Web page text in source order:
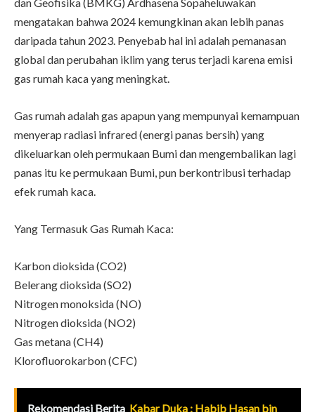
mengatakan bahwa 2024 kemungkinan akan lebih panas
daripada tahun 2023. Penyebab hal ini adalah pemanasan
global dan perubahan iklim yang terus terjadi karena emisi
gas rumah kaca yang meningkat.
Gas rumah adalah gas apapun yang mempunyai kemampuan
menyerap radiasi infrared (energi panas bersih) yang
dikeluarkan oleh permukaan Bumi dan mengembalikan lagi
panas itu ke permukaan Bumi, pun berkontribusi terhadap
efek rumah kaca.
Yang Termasuk Gas Rumah Kaca:
Karbon dioksida (CO2)
Belerang dioksida (SO2)
Nitrogen monoksida (NO)
Nitrogen dioksida (NO2)
Gas metana (CH4)
Klorofluorokarbon (CFC)
Rekomendasi Berita Kabar Duka : Habib Hasan bin